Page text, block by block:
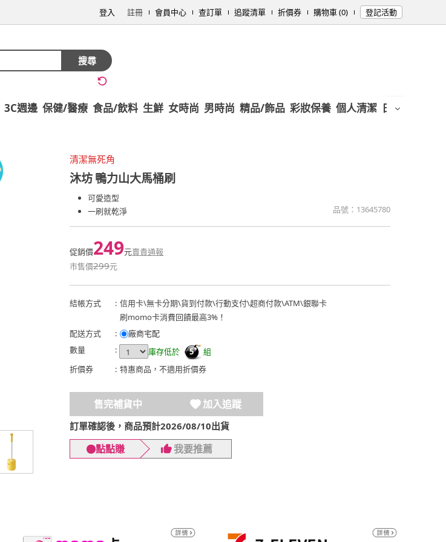
登入 註冊 會員中心 查訂單 追蹤清單 折價券 購物車 (0) 登記活動
搜尋
3C週邊 保健/醫療 食品/飲料 生鮮 女時尚 男時尚 精品/飾品 彩妝保養 個人清潔 日用/紙品
清潔無死角
沐坊鴨力山大馬桶刷
可愛造型
一刷就乾淨
品號： 13645780
促銷價249元賣貴通報
市售價299元
結帳方式 : 信用卡\無卡分期\貨到付款\行動支付\超商付款\ATM\銀聯卡
刷momo卡消費回饋最高3%！
配送方式
:
廠商宅配
數量
: 庫存低於 5
組
折價券
: 特惠商品，不適用折價券
售完補貨中 加入追蹤
訂單確認後，商品預計2026/08/10出貨
點點賺 我要推薦